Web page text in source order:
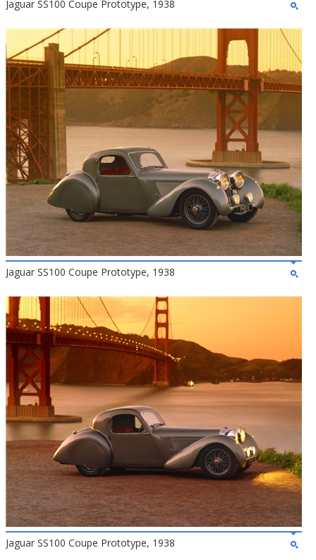
Jaguar SS100 Coupe Prototype, 1938
Jaguar SS100 Coupe Prototype, 1938
Jaguar SS100 Coupe Prototype, 1938